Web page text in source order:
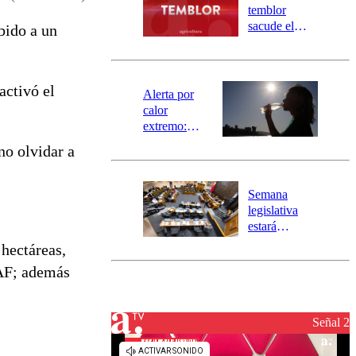
a un
el
olvidar a
además
activa
mensajería
SAE
temblor
sacude el
revisa la
epicentro
Alerta por
calor
extremo:
activa Alerta
Preventiva en
tres comunas
Semana
legislativa
estará
el fin de la
reconstrucciónSeñal 2